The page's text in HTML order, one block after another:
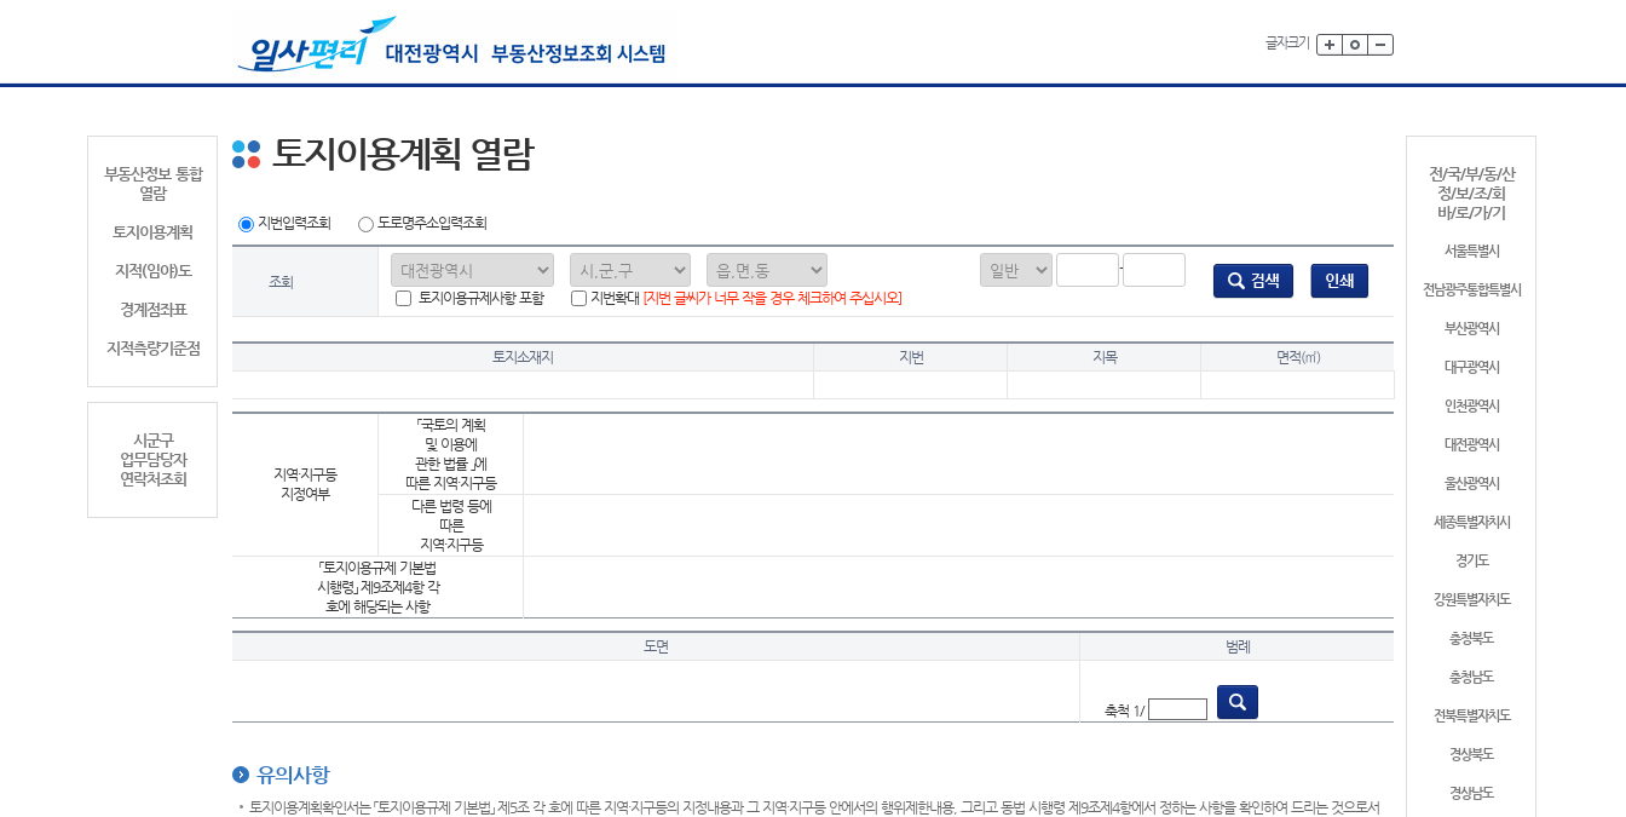
글자크기
부동산정보 통합
열람
토지이용계획
지적(임야)도
경계점좌표
지적측량기준점
시군구
업무담당자
연락처조회
전/국/부/동/산
정/보/조/회
바/로/가/기
서울특별시
전남광주통합특별시
부산광역시
대구광역시
인천광역시
대전광역시
울산광역시
세종특별자치시
경기도
강원특별자치도
충청북도
충청남도
전북특별자치도
경상북도
경상남도
토지이용계획 열람
지번입력조회 도로명주소입력조회
조회
-
토지이용규제사항 포함
지번확대 [지번 글씨가 너무 작을 경우 체크하여 주십시오]
토지소재지 지번 지목 면적(㎡)
지역·지구등
지정여부
「국토의 계획
및 이용에
관한 법률 」에
따른 지역·지구등
다른 법령 등에
따른
지역·지구등
「토지이용규제 기본법
시행령」 제9조제4항 각
호에 해당되는 사항
도면 범례
축척 1/
유의사항
토지이용계획확인서는 「토지이용규제 기본법」 제5조 각 호에 따른 지역·지구등의 지정내용과 그 지역·지구등 안에서의 행위제한내용, 그리고 동법 시행령 제9조제4항에서 정하는 사항을 확인하여 드리는 것으로서